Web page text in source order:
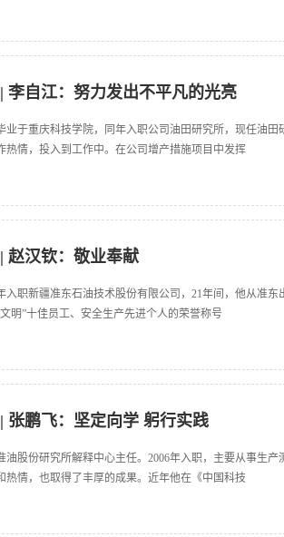
李自江：努力发出不平凡的光亮
业于重庆科技学院，同年入职公司油田研究所，现任油
热情，投入到工作中。在公司增产措施项目中发挥
赵汉钦：敬业奉献
入职新疆准东石油技术股份有限公司，21年间，他从准
明”十佳员工、安全生产先进个人的荣誉称号
张鹏飞：坚定向学 躬行实践
油股份研究所解释中心主任。2006年入职，主要从事生
热情，也取得了丰厚的成果。近年他在《中国科技